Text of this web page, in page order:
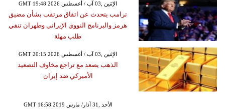
GMT 19:48 2026 الإثنين ,03 آب / أغسطس
ترامب يتحدث عن اتفاق مرتقب بشأن مضيق
هرمز والبرنامج النووي الإيراني وطهران تنفي
طلب مهلة
GMT 20:15 2026 الإثنين ,03 آب / أغسطس
الذهب يصعد مع تراجع مخاوف التصعيد
الأميركي ضد إيران
GMT 16:58 2019 الأحد ,31 آذار/ مارس